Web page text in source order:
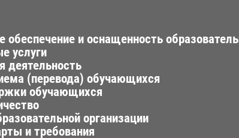
обеспечение и оснащенность
услуги
деятельность
(перевода) обучающихся
обучающихся
организации
и требования